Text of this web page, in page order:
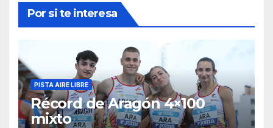
Por si te interesa
PISTA AIRE LIBRE
Récord de Aragón 4×100
mixto